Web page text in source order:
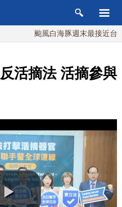
颱風白海豚週末最接近台灣 最
活摘法 活摘參與